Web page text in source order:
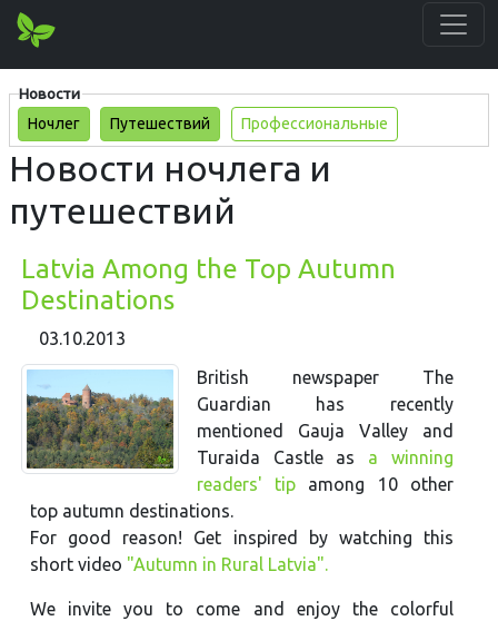
Новости
Ночлег
Путешествий Профессиональные
Новости ночлега и
путешествий
Latvia Among the Top Autumn
Destinations
03.10.2013
British newspaper The
Guardian has recently
mentioned Gauja Valley and
Turaida Castle as a winning
readers' tip among 10 other
top autumn destinations.
For good reason! Get inspired by watching this
short video "Autumn in Rural Latvia".
We invite you to come and enjoy the colorful